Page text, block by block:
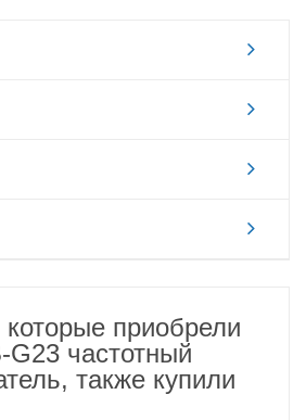
которые приобрели
G23 частотный
также купили